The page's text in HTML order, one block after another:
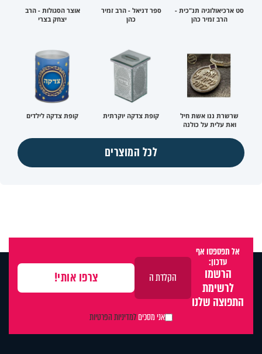
סט ארכיאולוגיה תנ"כית -
הרב זמיר כהן
ספר דניאל - הרב זמיר
כהן
אוצר הסגולות - הרב
יצחק בצרי
שרשרת ננו אשת חיל
ואת עלית על כולנה
קופת צדקה יוקרתית קופת צדקה לילדים
לכל המוצרים
אל תפספסו אף
עדכון:
הרשמו
לרשימת
התפוצה שלנו
אני מסכיםלמדיניות הפרטיות